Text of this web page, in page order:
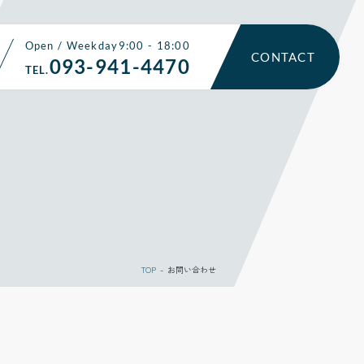
Open / Weekday9:00 - 18:00
TEL.093-941-4470 CONTACT
TOP お問い合わせ